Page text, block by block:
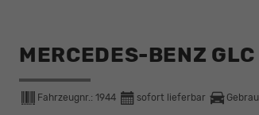
MERCEDES-BENZ GLC
Fahrzeugnr.: 1944 sofort lieferbar